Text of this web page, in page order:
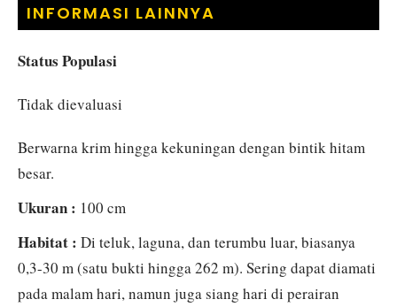
Berwarna krim hingga kekuningan dengan bintik hitam
besar.
Ukuran : 100 cm
Habitat : Di teluk, laguna, dan terumbu luar, biasanya
0,3-30 m (satu bukti hingga 262 m). Sering dapat diamati
pada malam hari, namun juga siang hari di perairan
INFORMASI LAINNYA
Status Populasi
Tidak dievaluasi